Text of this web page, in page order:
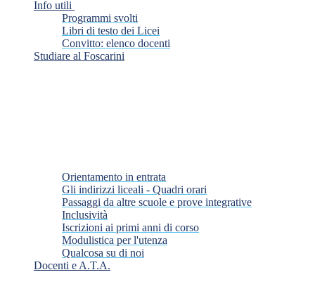
Info utili
Programmi svolti
Libri di testo dei Licei
Convitto: elenco docenti
Studiare al Foscarini
Orientamento in entrata
Gli indirizzi liceali - Quadri orari
Passaggi da altre scuole e prove integrative
Inclusività
Iscrizioni ai primi anni di corso
Modulistica per l'utenza
Qualcosa su di noi
Docenti e A.T.A.